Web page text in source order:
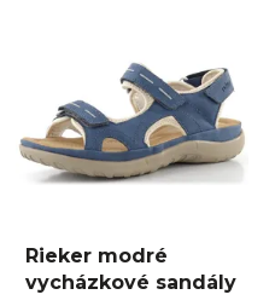
Rieker modré
vycházkové sandály